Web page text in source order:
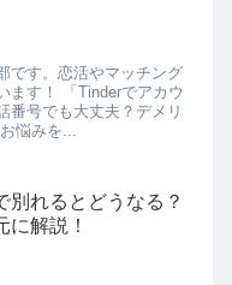
です。恋活やマッチング
ます！ 「Tinderでアカウ
番号でも大丈夫？デメリ
悩みを...
別れるとどうなる？
に解説！